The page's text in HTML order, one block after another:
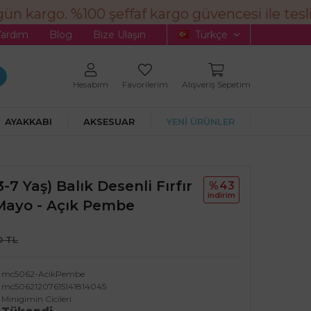
kargo. %100 şeffaf kargo güvencesi ile
Blog Bize Ulaşın Türkçe
Hesabım Favorilerim Alışveriş Sepetim
AYAKKABI AKSESUAR YENİ ÜRÜNLER
Yaş) Balık Desenli Fırfır
- Açık Pembe
TL
%43
i̇ndi̇ri̇m
mc5062-AcikPembe
mc50621207615141814045
Minigimin Cicileri